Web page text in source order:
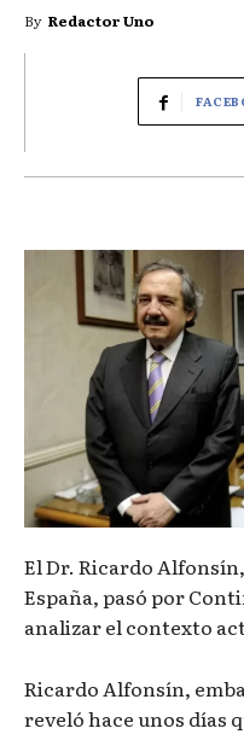
By Redactor Uno
El Dr. Ricardo
España, pasó por
analizar el contexto
Ricardo Alfonsín,
reveló hace unos días